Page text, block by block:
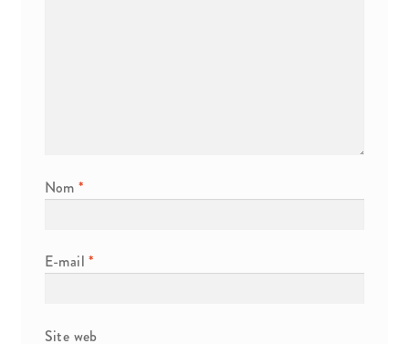
Nom*
E-mail*
Site web